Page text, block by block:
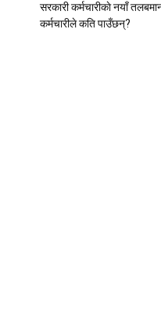
सरकारी कर्मचारीकाे नयाँ
कर्मचारीले कति पाउँछन्?